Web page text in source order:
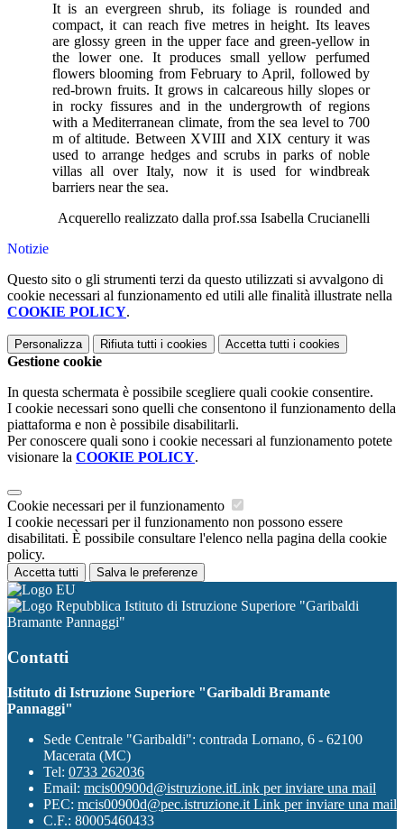
It is an evergreen shrub, its foliage is rounded and
compact, it can reach five metres in height. Its leaves
are glossy green in the upper face and green-yellow in
the lower one. It produces small yellow perfumed
flowers blooming from February to April, followed by
red-brown fruits. It grows in calcareous hilly slopes or
in rocky fissures and in the undergrowth of regions
with a Mediterranean climate, from the sea level to 700
m of altitude. Between XVIII and XIX century it was
used to arrange hedges and scrubs in parks of noble
villas all over Italy, now it is used for windbreak
barriers near the sea.
Acquerello realizzato dalla prof.ssa Isabella Crucianelli
Notizie
Questo sito o gli strumenti terzi da questo utilizzati si avvalgono di
cookie necessari al funzionamento ed utili alle finalità illustrate nella
COOKIE POLICY.
Personalizza Rifiuta tutti i cookies Accetta tutti i cookies
Gestione cookie
In questa schermata è possibile scegliere quali cookie consentire.
I cookie necessari sono quelli che consentono il funzionamento della
piattaforma e non è possibile disabilitarli.
Per conoscere quali sono i cookie necessari al funzionamento potete
visionare la COOKIE POLICY.
Cookie necessari per il funzionamento
I cookie necessari per il funzionamento non possono essere
disabilitati. È possibile consultare l'elenco nella pagina della cookie
policy.
Accetta tutti Salva le preferenze
Istituto di Istruzione Superiore "Garibaldi
Bramante Pannaggi"
Contatti
Istituto di Istruzione Superiore "Garibaldi Bramante
Pannaggi"
Sede Centrale "Garibaldi": contrada Lornano, 6 - 62100
Macerata (MC)
Tel: 0733 262036
Email: mcis00900d@istruzione.itLink per inviare una mail
PEC: mcis00900d@pec.istruzione.it Link per inviare una mail
C.F.: 80005460433